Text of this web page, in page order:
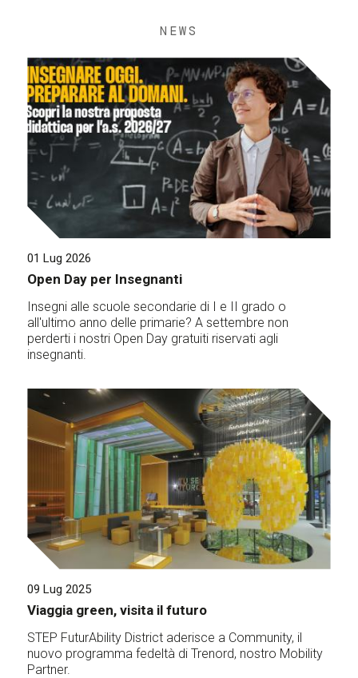
NEWS
01 Lug 2026
Open Day per Insegnanti
Insegni alle scuole secondarie di I e II grado o
all'ultimo anno delle primarie? A settembre non
perderti i nostri Open Day gratuiti riservati agli
insegnanti.
09 Lug 2025
Viaggia green, visita il futuro
STEP FuturAbility District aderisce a Community, il
nuovo programma fedeltà di Trenord, nostro Mobility
Partner.